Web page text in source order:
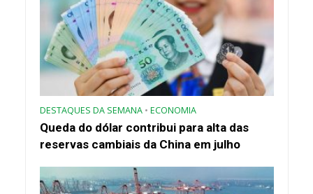
DESTAQUES DA SEMANA • ECONOMIA
Queda do dólar contribui para alta das
reservas cambiais da China em julho